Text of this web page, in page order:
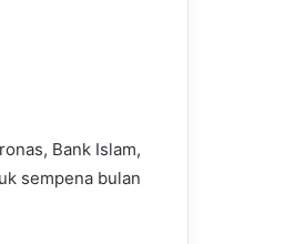
Bank Islam,
sempena bulan